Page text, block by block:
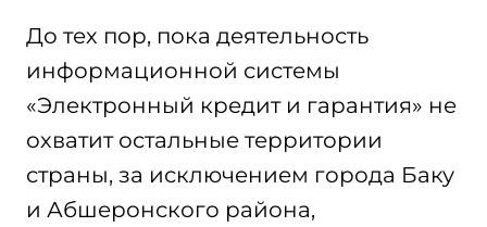
До тех пор, пока деятельность
информационной системы
«Электронный кредит и гарантия» не
охватит остальные территории
страны, за исключением города Баку
и Абшеронского района,